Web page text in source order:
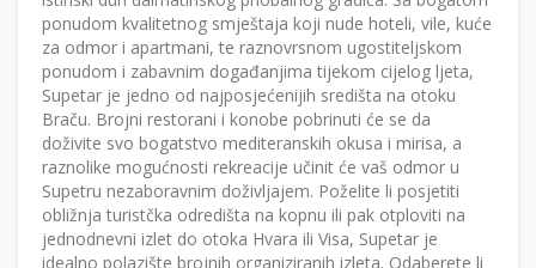
ponudom kvalitetnog smještaja koji nude hoteli, vile, kuće
za odmor i apartmani, te raznovrsnom ugostiteljskom
ponudom i zabavnim događanjima tijekom cijelog ljeta,
Supetar je jedno od najposjećenijih središta na otoku
Braču. Brojni restorani i konobe pobrinuti će se da
doživite svo bogatstvo mediteranskih okusa i mirisa, a
raznolike mogućnosti rekreacije učinit će vaš odmor u
Supetru nezaboravnim doživljajem. Poželite li posjetiti
obližnja turistčka odredišta na kopnu ili pak otploviti na
jednodnevni izlet do otoka Hvara ili Visa, Supetar je
idealno polazište brojnih organiziranih izleta. Odaberete li